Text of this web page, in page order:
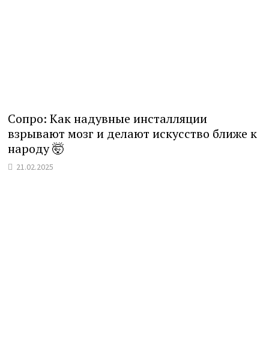
Сопро: Как надувные инсталляции
взрывают мозг и делают искусство ближе к
народу 🤯
21.02.2025